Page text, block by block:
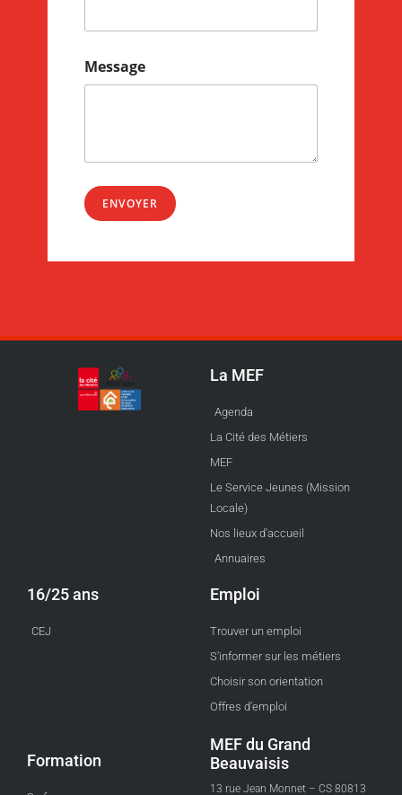
Message
ENVOYER
La MEF
Agenda
La Cité des Métiers
MEF
Le Service Jeunes (Mission
Locale)
Nos lieux d'accueil
Annuaires
16/25 ans
CEJ
Emploi
Trouver un emploi
S'informer sur les métiers
Choisir son orientation
Offres d'emploi
Formation
MEF du Grand
Beauvaisis
13 rue Jean Monnet – CS 80813